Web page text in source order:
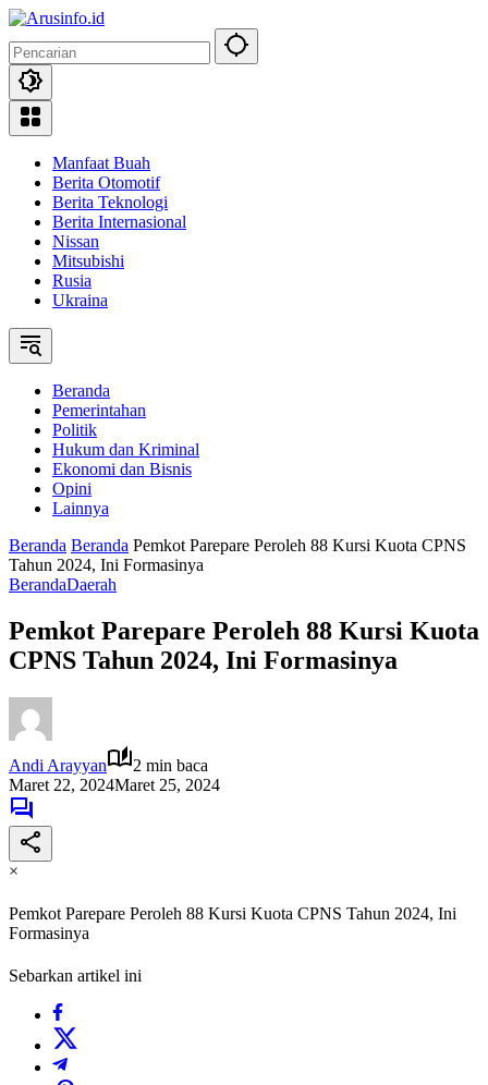
Langsung
konten
Manfaat Buah
Berita Otomotif
Berita Teknologi
Berita Internasional
Nissan
Mitsubishi
Rusia
Ukraina
Beranda
Pemerintahan
Politik
Hukum dan Kriminal
Ekonomi dan Bisnis
Opini
Lainnya
Beranda Beranda Pemkot Parepare Peroleh 88 Kursi Kuota CPNS
Tahun 2024, Ini Formasinya
BerandaDaerah
Pemkot Parepare Peroleh 88 Kursi Kuota
CPNS Tahun 2024, Ini Formasinya
Andi Arayyan
2 min baca
Maret 22, 2024Maret 25, 2024
×
Pemkot Parepare Peroleh 88 Kursi Kuota CPNS Tahun 2024, Ini
Formasinya
Sebarkan artikel ini